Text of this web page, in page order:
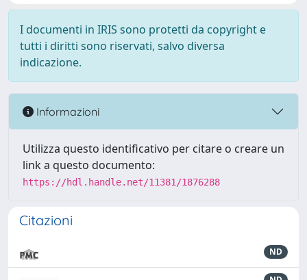
I documenti in IRIS sono protetti da copyright e
tutti i diritti sono riservati, salvo diversa
indicazione.
Informazioni
Utilizza questo identificativo per citare o creare un
link a questo documento:
https://hdl.handle.net/11381/1876288
Citazioni
ND